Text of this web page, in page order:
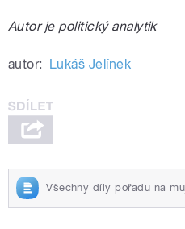
Autor je politický analytik
autor: Lukáš Jelínek
Všechny díly pořadu na